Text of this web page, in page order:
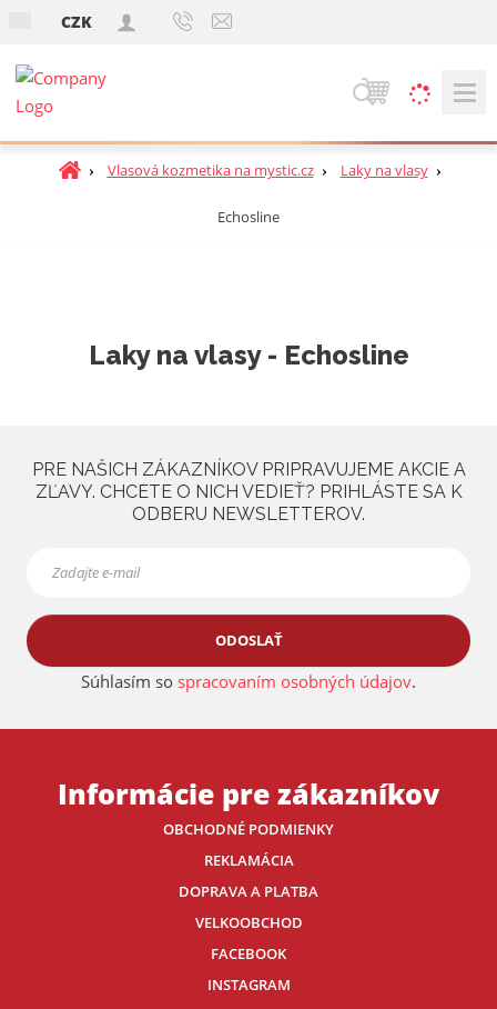
CZK
V
h
ľ
n
i
Ú
Vlasová kozmetika na mystic.cz Laky na vlasy
Echosline
Laky na vlasy - Echosline
PRE NAŠICH ZÁKAZNÍKOV PRIPRAVUJEME AKCIE A
ZĽAVY. CHCETE O NICH VEDIEŤ? PRIHLÁSTE SA K
ODBERU NEWSLETTEROV.
ODOSLAŤ
Súhlasím so spracovaním osobných údajov.
Informácie pre zákazníkov
OBCHODNÉ PODMIENKY
REKLAMÁCIA
DOPRAVA A PLATBA
VELKOOBCHOD
FACEBOOK
INSTAGRAM